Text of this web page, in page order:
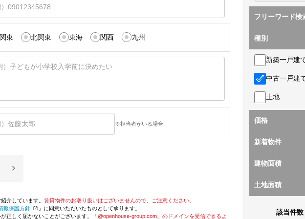
関東 北関東 東海 関西 九州
※担当者がいる場合
介しています。 賃貸物件のお取り扱いはございませんので、ご注意ください。
報保護方針
」に同意いただいたものとして承ります。
正しく届かないことがございます。
「@openhouse-group.com」のドメインを受信できるよ
フリーワード検
種別
新築一戸建
中古一戸建
土地
価格
新着物件
建物面積
土地面積
該当件数